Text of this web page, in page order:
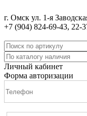
г. Омск ул. 1-я
+7 (904) 824-69-43, 22-
Личный кабинет
Форма авторизации